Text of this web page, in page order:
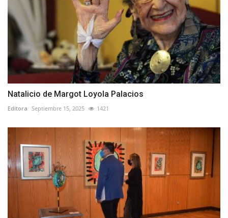
Natalicio de Margot Loyola Palacios
Editora Septiembre 15, 2025 1421